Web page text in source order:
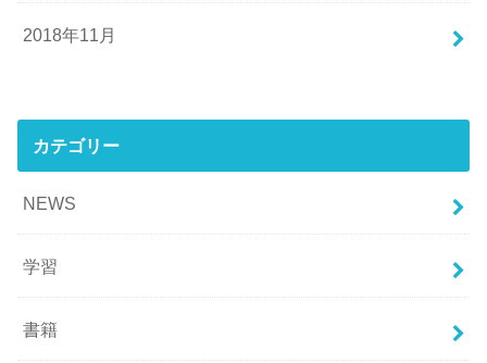
2018年11月
カテゴリー
NEWS
学習
書籍